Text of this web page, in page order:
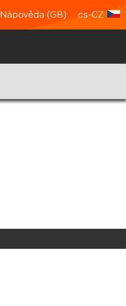
Nápověda (GB) cs-CZ